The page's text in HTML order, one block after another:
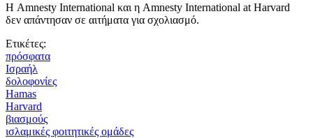
Η Amnesty International και η Amnesty International at Harvard
δεν απάντησαν σε αιτήματα για σχολιασμό.
Ετικέτες:
πρόσφατα
Ισραήλ
δολοφονίες
Hamas
Harvard
βιασμούς
ισλαμικές φοιτητικές ομάδες